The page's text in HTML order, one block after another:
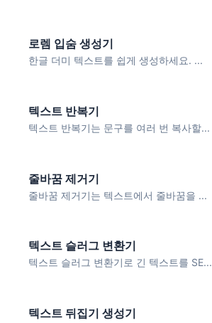
로렘 입숨 생성기
한글 더미 텍스트를 쉽게 생성하세요. ...
텍스트 반복기
텍스트 반복기는 문구를 여러 번 복사할...
줄바꿈 제거기
줄바꿈 제거기는 텍스트에서 줄바꿈을 ...
텍스트 슬러그 변환기
텍스트 슬러그 변환기로 긴 텍스트를 SE...
텍스트 뒤집기 생성기